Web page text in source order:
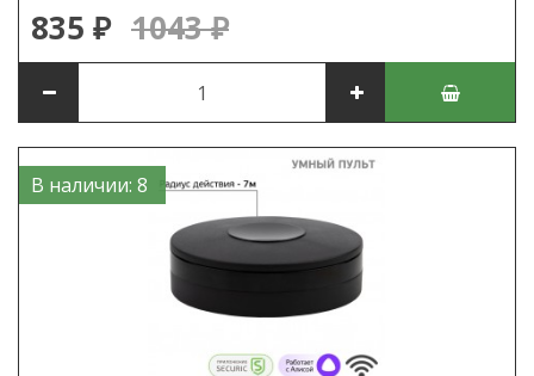
835 ₽ 1043 ₽
В наличии: 8